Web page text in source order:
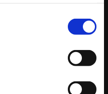
トリートメントプロ
コンクリートプラント 関連記事